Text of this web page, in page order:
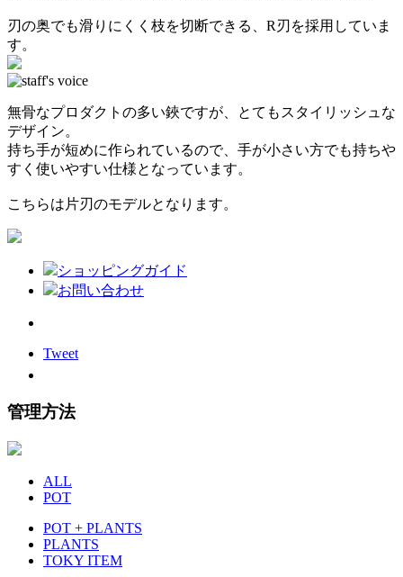
刃の奥でも滑りにくく枝を切断できる、R刃を採用していま
す。
無骨なプロダクトの多い鋏ですが、とてもスタイリッシュな
デザイン。
持ち手が短めに作られているので、手が小さい方でも持ちや
すく使いやすい仕様となっています。
こちらは片刃のモデルとなります。
ショッピングガイド
お問い合わせ
Tweet
管理方法
ALL
POT
POT + PLANTS
PLANTS
TOKY ITEM